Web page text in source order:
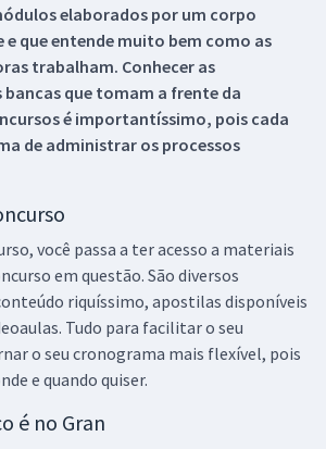
elaborados por um corpo
e que entende muito bem como as
trabalham. Conhecer as
que tomam a frente da
é importantíssimo, pois cada
de administrar os processos
você passa a ter acesso a materiais
em questão. São diversos
riquíssimo, apostilas disponíveis
Tudo para facilitar o seu
o seu cronograma mais flexível, pois
e quando quiser.
é no Gran